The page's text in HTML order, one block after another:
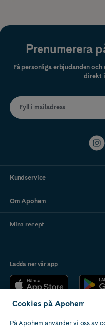
Prenumerera
Få personliga erbjudanden och
direkt
Fyll i mailadress
Kundservice
Om Apohem
Mina recept
Ladda ner vår app
Apotek med tillstånd
Cookies på Apohem
På Apohem använder vi oss av